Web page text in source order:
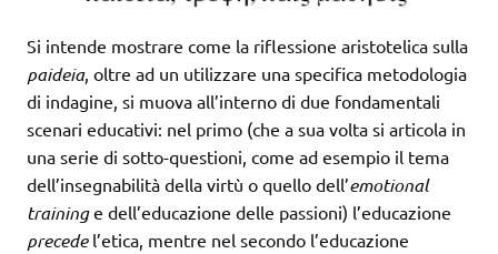
Si intende mostrare come la riflessione aristotelica sulla
paideia, oltre ad un utilizzare una specifica metodologia
di indagine, si muova all’interno di due fondamentali
scenari educativi: nel primo (che a sua volta si articola in
una serie di sotto-questioni, come ad esempio il tema
dell’insegnabilità della virtù o quello dell’emotional
traininge dell’educazione delle passioni) l’educazione
precede l’etica, mentre nel secondo l’educazione